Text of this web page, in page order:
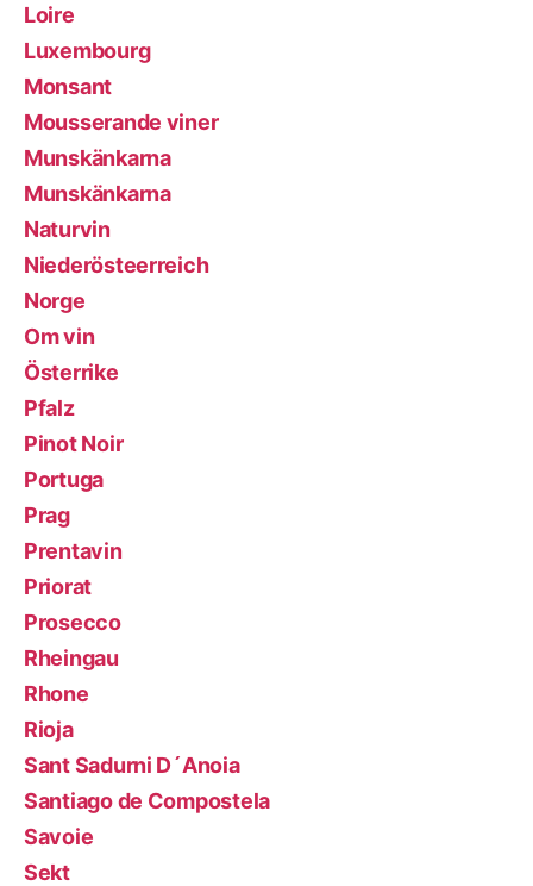
Loire
Luxembourg
Monsant
Mousserande viner
Munskänkarna
Munskänkarna
Naturvin
Niederösteerreich
Norge
Om vin
Österrike
Pfalz
Pinot Noir
Portuga
Prag
Prentavin
Priorat
Prosecco
Rheingau
Rhone
Rioja
Sant Sadurni D´Anoia
Santiago de Compostela
Savoie
Sekt